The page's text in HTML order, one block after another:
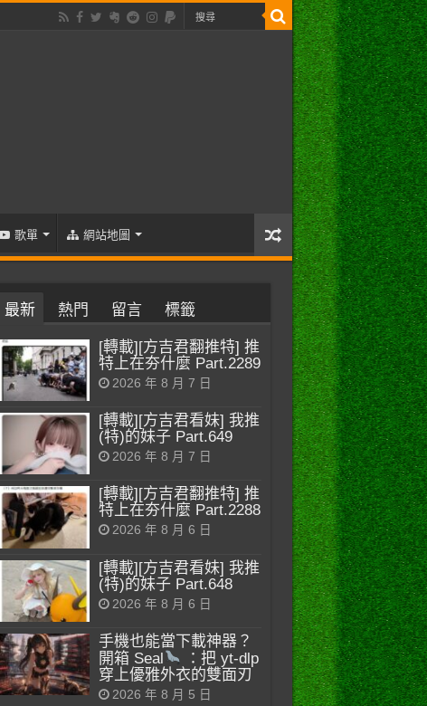
歌單 網站地圖
最新 熱門 留言 標籤
[轉載][方吉君翻推特] 推
特上在夯什麼 Part.2289
2026 年 8 月 7 日
[轉載][方吉君看妹] 我推
(特)的妹子 Part.649
2026 年 8 月 7 日
[轉載][方吉君翻推特] 推
特上在夯什麼 Part.2288
2026 年 8 月 6 日
[轉載][方吉君看妹] 我推
(特)的妹子 Part.648
2026 年 8 月 6 日
手機也能當下載神器？
開箱 Seal
：把 yt-dlp
穿上優雅外衣的雙面刃
2026 年 8 月 5 日